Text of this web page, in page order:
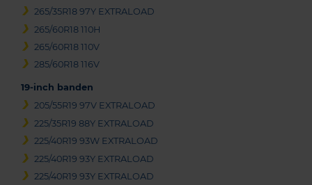
265/35R18 97Y EXTRALOAD
265/60R18 110H
265/60R18 110V
285/60R18 116V
19-inch banden
205/55R19 97V EXTRALOAD
225/35R19 88Y EXTRALOAD
225/40R19 93W EXTRALOAD
225/40R19 93Y EXTRALOAD
225/40R19 93Y EXTRALOAD